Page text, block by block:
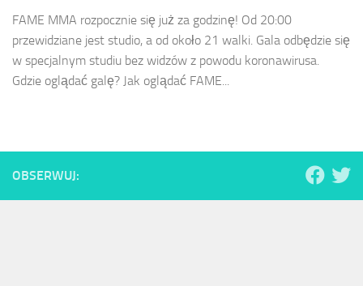
FAME MMA rozpocznie się już za godzinę! Od 20:00
przewidziane jest studio, a od około 21 walki. Gala odbędzie się
w specjalnym studiu bez widzów z powodu koronawirusa.
Gdzie oglądać galę? Jak oglądać FAME...
OBSERWUJ: